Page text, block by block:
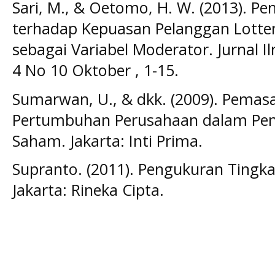
Sari, M., & Oetomo, H. W. (2013).
terhadap Kepuasan Pelanggan
sebagai Variabel Moderator. Jurnal
4 No 10 Oktober , 1-15.
Sumarwan, U., & dkk. (2009).
Pertumbuhan Perusahaan dalam
Saham. Jakarta: Inti Prima.
Supranto. (2011). Pengukuran
Jakarta: Rineka Cipta.